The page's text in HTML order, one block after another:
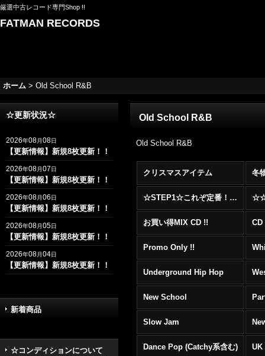
厳選中古レコード専門Shop !!
FATMAN RECORDS
ホーム > Old School R&B
☆更新状況☆
2026年08月08日
【更新情報】新規8枚更新！！
2026年08月07日
【更新情報】新規8枚更新！！
2026年08月06日
【更新情報】新規8枚更新！！
2026年08月05日
【更新情報】新規8枚更新！！
2026年08月04日
【更新情報】新規8枚更新！！
新着商品
☆コンディションについて
Old School R&B
Old School R&B
クリスマスアイテム 冬
☆STEP1☆これぞ定番！！まずはここから！2000年代R&BフロアヒットBest 100 !!!
お買い得MIX CD !!
Promo Only !!
Underground Hip Hop
New School
Slow Jam
Dance Pop (Catchy系含む) UK